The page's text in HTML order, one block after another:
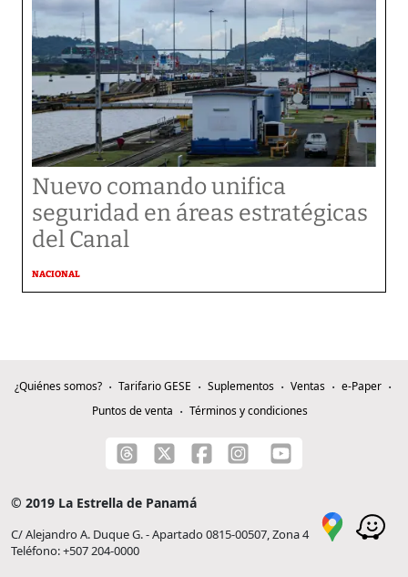
Nuevo comando unifica
seguridad en áreas estratégicas
del Canal
NACIONAL
¿Quiénes somos? Tarifario GESE Suplementos Ventas
e-Paper
Puntos de venta
Términos y condiciones
© 2019 La Estrella de Panamá
C/ Alejandro A. Duque G. - Apartado 0815-00507, Zona 4
Teléfono: +507 204-0000